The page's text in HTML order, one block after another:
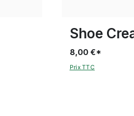
Shoe
8,00 €*
Prix TTC